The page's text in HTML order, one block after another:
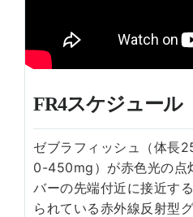
FR4スケジュール
ゼブラフィッシュ（体長
0-450mg）が赤色光の点
バーの先端付近に接近す
られている赤外線反射型